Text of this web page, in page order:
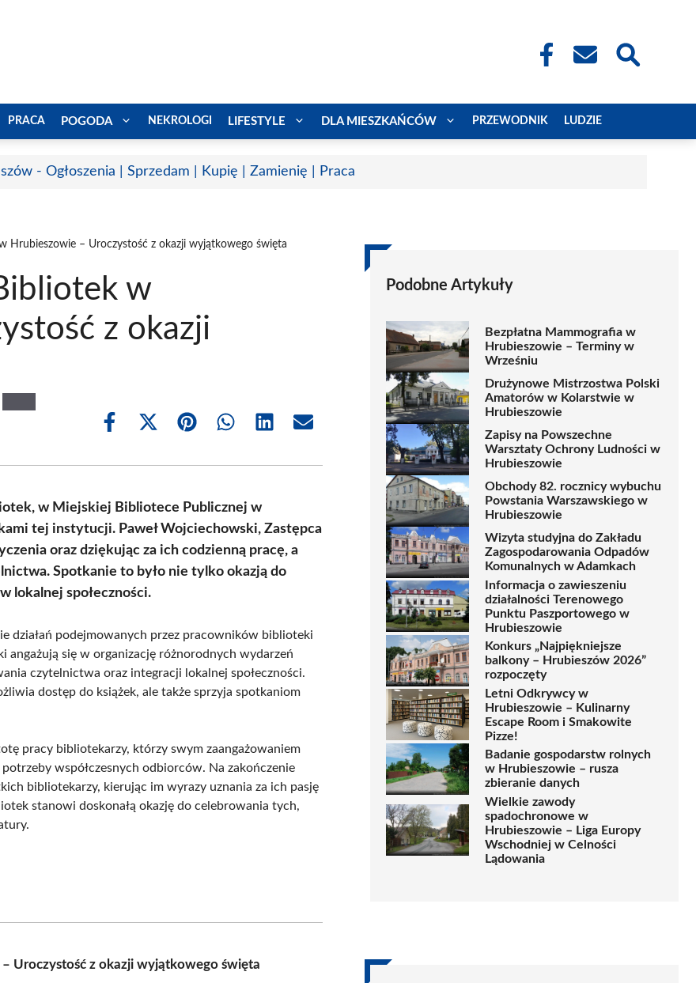
PRACA POGODA NEKROLOGI LIFESTYLE DLA MIESZKAŃCÓW PRZEWODNIK LUDZIE
- Ogłoszenia | Sprzedam | Kupię | Zamienię | Praca
Hrubieszowie – Uroczystość z okazji wyjątkowego święta
w
z okazji
Share
Share
(Twitter)
Share Share Share Share
w Miejskiej Bibliotece Publicznej w
tej instytucji. Paweł Wojciechowski, Zastępca
oraz dziękując za ich codzienną pracę, a
Spotkanie to było nie tylko okazją do
lokalnej społeczności.
działań podejmowanych przez pracowników biblioteki
się w organizację różnorodnych wydarzeń
czytelnictwa oraz integracji lokalnej społeczności.
dostęp do książek, ale także sprzyja spotkaniom
pracy bibliotekarzy, którzy swym zaangażowaniem
współczesnych odbiorców. Na zakończenie
bibliotekarzy, kierując im wyrazy uznania za ich pasję
stanowi doskonałą okazję do celebrowania tych,
Uroczystość z okazji wyjątkowego święta
Podobne Artykuły
Bezpłatna Mammografia w
Hrubieszowie – Terminy w
Wrześniu
Drużynowe Mistrzostwa Polski
Amatorów w Kolarstwie w
Hrubieszowie
Zapisy na Powszechne
Warsztaty Ochrony Ludności w
Hrubieszowie
Obchody 82. rocznicy wybuchu
Powstania Warszawskiego w
Hrubieszowie
Wizyta studyjna do Zakładu
Zagospodarowania Odpadów
Komunalnych w Adamkach
Informacja o zawieszeniu
działalności Terenowego
Punktu Paszportowego w
Hrubieszowie
Konkurs „Najpiękniejsze
balkony – Hrubieszów 2026”
rozpoczęty
Letni Odkrywcy w
Hrubieszowie – Kulinarny
Escape Room i Smakowite
Pizze!
Badanie gospodarstw rolnych
w Hrubieszowie – rusza
zbieranie danych
Wielkie zawody
spadochronowe w
Hrubieszowie – Liga Europy
Wschodniej w Celności
Lądowania